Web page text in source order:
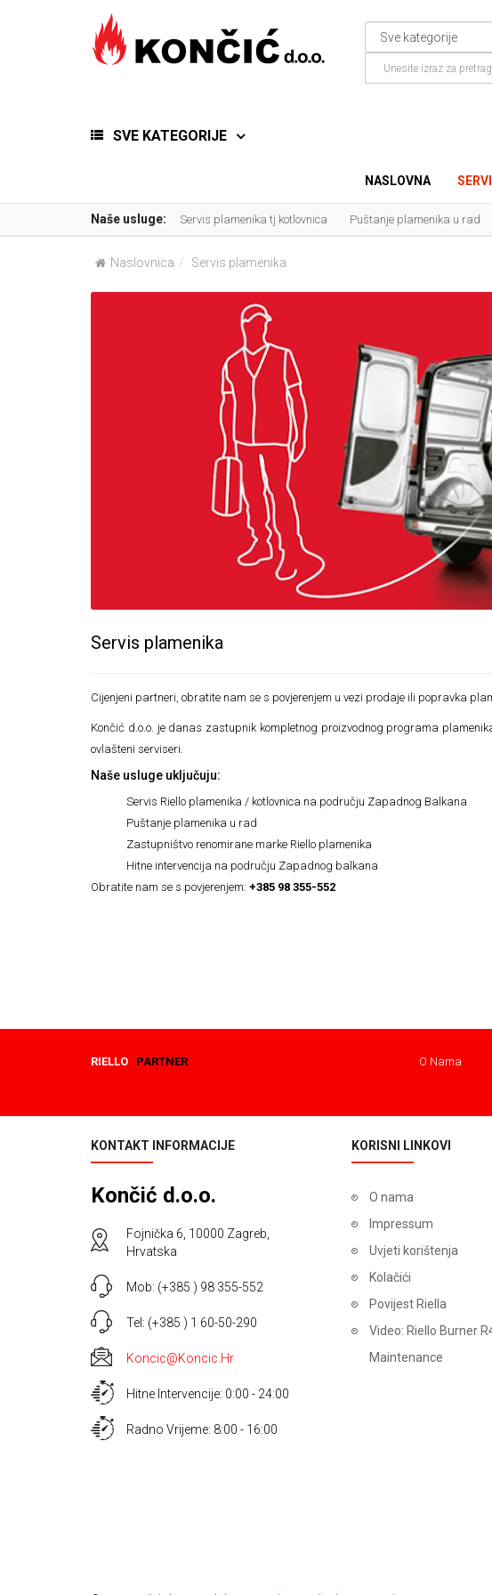
SVE KATEGORIJE
NASLOVNA
Naše usluge: Servis plamenika tj kotlovnica Puštanje plamenika u rad
Naslovnica Servis plamenika
Servis plamenika
Cijenjeni partneri, obratite nam se s povjerenjem u vezi prodaje ili popravka
Končić d.o.o. je danas zastupnik kompletnog proizvodnog programa
ovlašteni serviseri.
Naše usluge uključuju:
Servis Riello plamenika / kotlovnica na području Zapadnog Balkana
Puštanje plamenika u rad
Zastupništvo renomirane marke Riello plamenika
Hitne intervencija na području Zapadnog balkana
Obratite nam se s povjerenjem: +385 98 355-552
RIELLO PARTNER O Nama
KONTAKT INFORMACIJE
Končić d.o.o.
Fojnička 6, 10000 Zagreb,
Hrvatska
Mob: (+385 ) 98 355-552
Tel: (+385 ) 1 60-50-290
Koncic@koncic.hr
Hitne Intervencije: 0:00 - 24:00
Radno Vrijeme: 8:00 - 16:00
KORISNI LINKOVI
O nama
Impressum
Uvjeti korištenja
Kolačići
Povijest Riella
Video: Riello Burner
Maintenance